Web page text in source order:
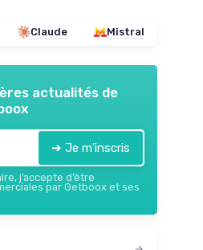
Claude Mistral
actualités de
➔ Je m'inscris
j’accepte d’être
par Getboox et ses